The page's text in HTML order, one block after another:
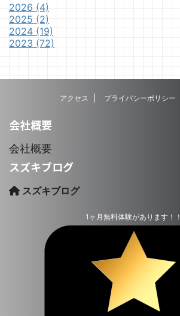
2026 (4)
2025 (2)
2024 (19)
2023 (72)
アクセス プライバシーポリシー
会社概要
会社概要
スズキブログ
スズキブログ
1ヶ月無料体験があります！！